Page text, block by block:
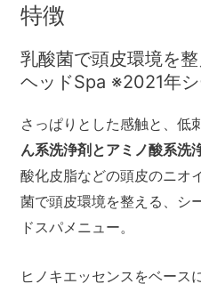
特徴
乳酸菌で頭皮環境を
ヘッドSpa ※2021年
さっぱりとした感触と、低
ん系洗浄剤とアミノ酸系洗
酸化皮脂などの頭皮のニオ
菌で頭皮環境を整える、シ
ドスパメニュー。
ヒノキエッセンスをベース